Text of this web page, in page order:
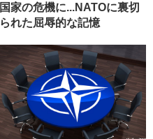
国家の危機に...NATOに裏切
られた屈辱的な記憶